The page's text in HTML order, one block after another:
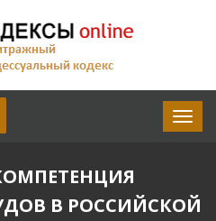
В РОССИЙСКОЙ